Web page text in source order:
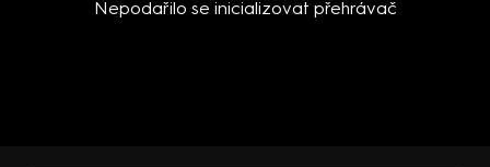
Nepodařilo se inicializovat přehrávač